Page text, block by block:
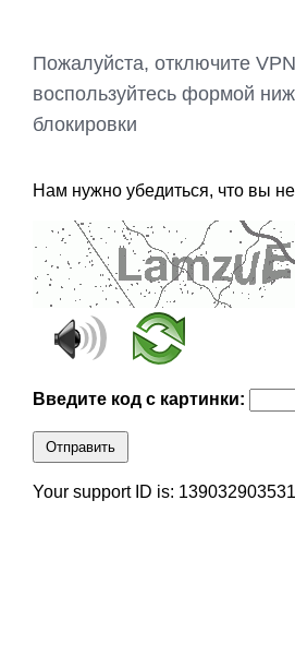
Пожалуйста, отключите
воспользуйтесь формой
блокировки
Нам нужно убедиться, что вы
Введите код с картинки:
Отправить
Your support ID is: